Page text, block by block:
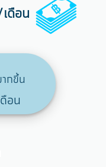
ดือน
กขึ้น
อน